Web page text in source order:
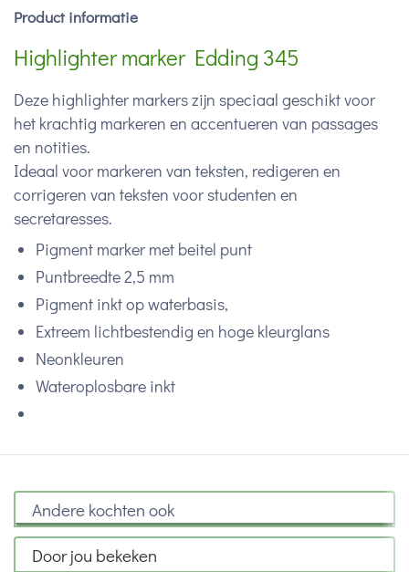
Product informatie
Highlighter marker Edding 345
Deze highlighter markers zijn speciaal geschikt voor
het krachtig markeren en accentueren van passages
en notities.
Ideaal voor markeren van teksten, redigeren en
corrigeren van teksten voor studenten en
secretaresses.
Pigment marker met beitel punt
Puntbreedte 2,5 mm
Pigment inkt op waterbasis,
Extreem lichtbestendig en hoge kleurglans
Neonkleuren
Wateroplosbare inkt
Andere kochten ook
Door jou bekeken